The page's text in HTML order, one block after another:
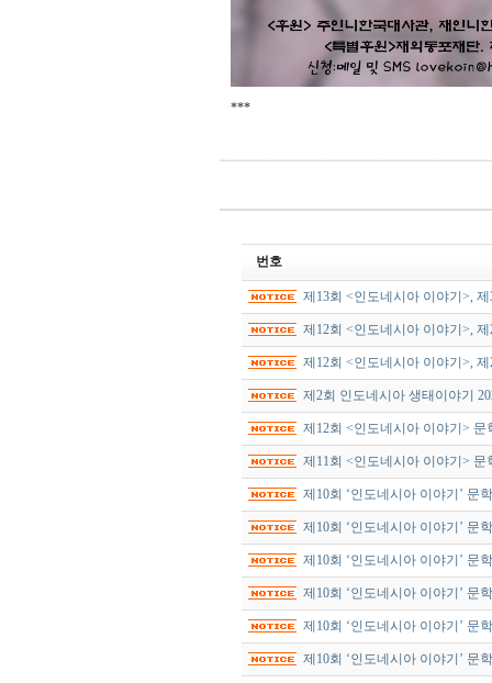
***
번호
제13회 <인도네시아 이야기>,
제12회 <인도네시아 이야기>,
제12회 <인도네시아 이야기>,
제2회 인도네시아 생태이야기
제12회 <인도네시아 이야기>
제11회 <인도네시아 이야기>
제10회 ‘인도네시아 이야기’
제10회 ‘인도네시아 이야기’
제10회 ‘인도네시아 이야기’
제10회 ‘인도네시아 이야기’
제10회 ‘인도네시아 이야기’
제10회 ‘인도네시아 이야기’